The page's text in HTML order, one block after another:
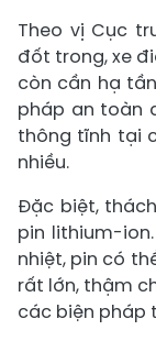
Theo vị Cục
đốt trong, xe
còn cần hạ
pháp an toàn
thông tĩnh tại
nhiều.
Đặc biệt,
pin lithium-
nhiệt, pin có
rất lớn, thậm
các biện pháp